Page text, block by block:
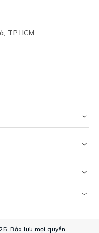
TP.HCM
Bảo lưu mọi quyền.